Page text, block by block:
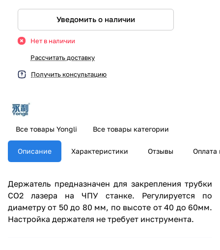
Уведомить о наличии
Нет в наличии
Рассчитать доставку
Получить консультацию
Все товары Yongli Все товары категории
Описание Характеристики Отзывы Оплата
Держатель предназначен для закрепления трубки
CO2 лазера на ЧПУ станке. Регулируется по
диаметру от 50 до 80 мм, по высоте от 40 до 60мм.
Настройка держателя не требует инструмента.